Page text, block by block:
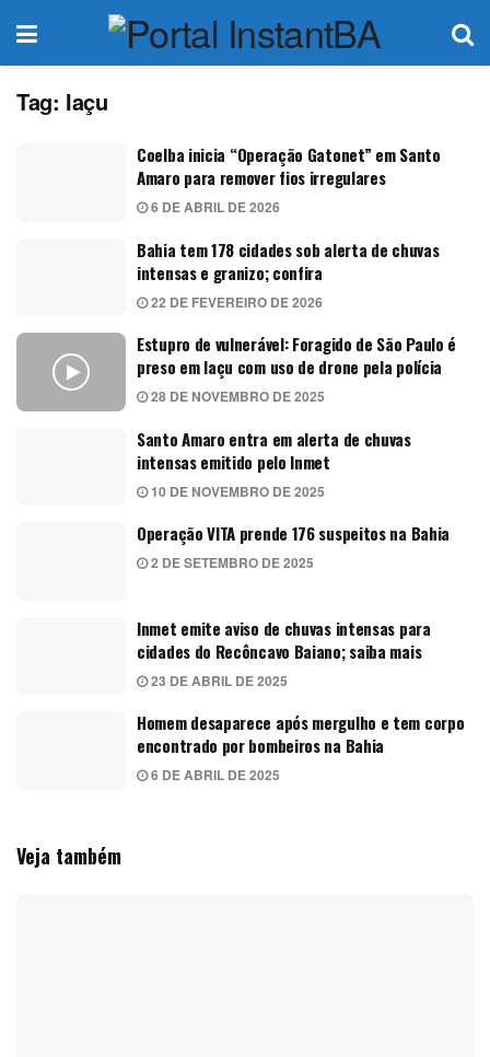
Tag: Iaçu
Coelba inicia “Operação Gatonet” em Santo
Amaro para remover fios irregulares
6 DE ABRIL DE 2026
Bahia tem 178 cidades sob alerta de chuvas
intensas e granizo; confira
22 DE FEVEREIRO DE 2026
Estupro de vulnerável: Foragido de São Paulo é
preso em Iaçu com uso de drone pela polícia
28 DE NOVEMBRO DE 2025
Santo Amaro entra em alerta de chuvas
intensas emitido pelo Inmet
10 DE NOVEMBRO DE 2025
Operação VITA prende 176 suspeitos na Bahia
2 DE SETEMBRO DE 2025
Inmet emite aviso de chuvas intensas para
cidades do Recôncavo Baiano; saiba mais
23 DE ABRIL DE 2025
Homem desaparece após mergulho e tem corpo
encontrado por bombeiros na Bahia
6 DE ABRIL DE 2025
Veja também